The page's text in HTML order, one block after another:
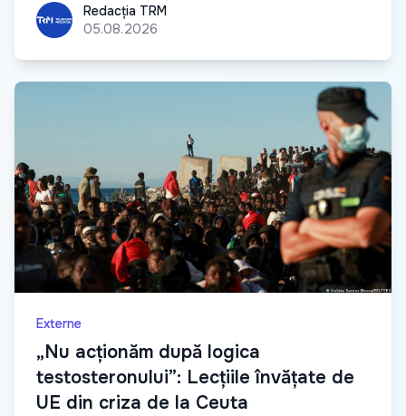
Redacția TRM
Redacția TRM
05.08.2026
Externe
„Nu acționăm după logica
testosteronului”: Lecțiile învățate de
UE din criza de la Ceuta